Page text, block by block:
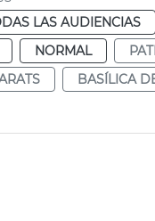
LAS AUDIENCIAS
NORMAL
BASÍLICA